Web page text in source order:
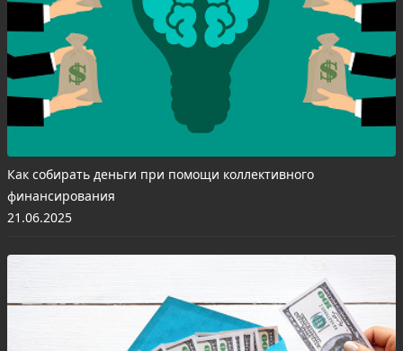
Как собирать деньги при помощи коллективного
финансирования
21.06.2025